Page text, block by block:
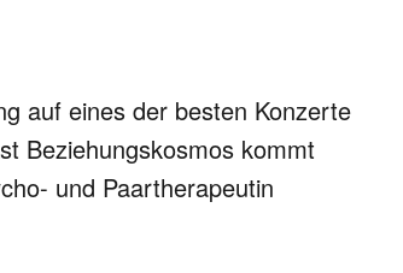
auf eines der besten Konzerte
Beziehungskosmos kommt
und Paartherapeutin